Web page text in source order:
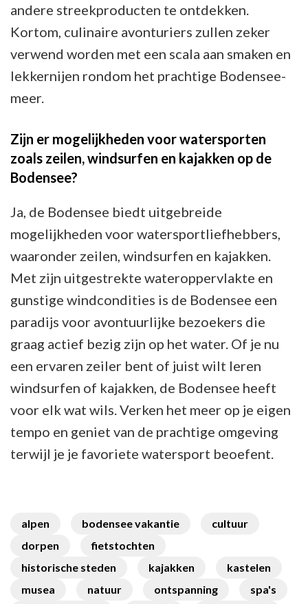
andere streekproducten te ontdekken.
Kortom, culinaire avonturiers zullen zeker
verwend worden met een scala aan smaken en
lekkernijen rondom het prachtige Bodensee-
meer.
Zijn er mogelijkheden voor watersporten
zoals zeilen, windsurfen en kajakken op de
Bodensee?
Ja, de Bodensee biedt uitgebreide
mogelijkheden voor watersportliefhebbers,
waaronder zeilen, windsurfen en kajakken.
Met zijn uitgestrekte wateroppervlakte en
gunstige windcondities is de Bodensee een
paradijs voor avontuurlijke bezoekers die
graag actief bezig zijn op het water. Of je nu
een ervaren zeiler bent of juist wilt leren
windsurfen of kajakken, de Bodensee heeft
voor elk wat wils. Verken het meer op je eigen
tempo en geniet van de prachtige omgeving
terwijl je je favoriete watersport beoefent.
alpen bodensee vakantie
cultuur
dorpen
fietstochten
historische steden
kajakken
kastelen
musea
natuur ontspanning
spa's